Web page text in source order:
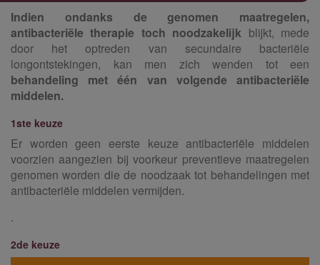
Indien ondanks de genomen maatregelen,
antibacteriële therapie toch noodzakelijk blijkt, mede
door het optreden van secundaire bacteriële
longontstekingen, kan men zich wenden tot een
behandeling met één van volgende antibacteriële
middelen.
1ste keuze
Er worden geen eerste keuze antibacteriële middelen
voorzien aangezien bij voorkeur preventieve maatregelen
genomen worden die de noodzaak tot behandelingen met
antibacteriële middelen vermijden.
.
2de keuze